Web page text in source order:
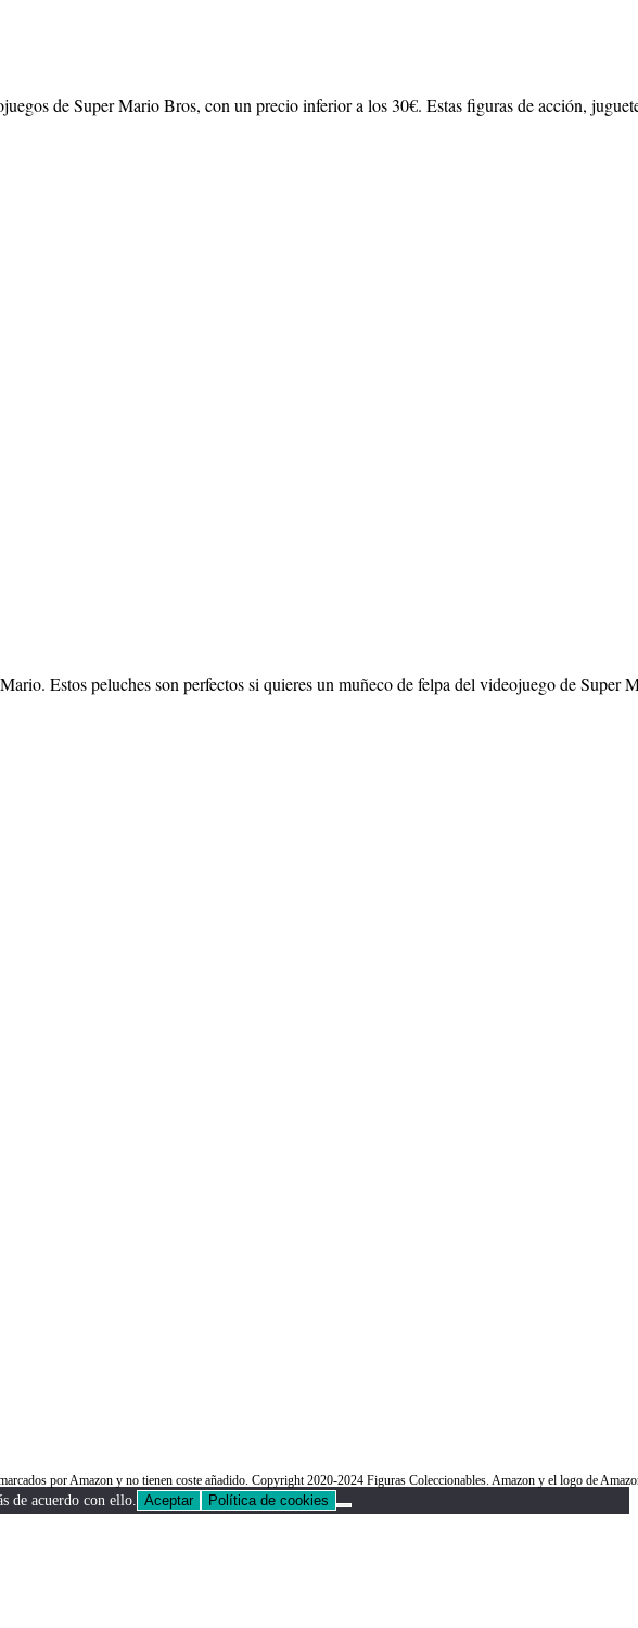
de Super Mario Bros, con un precio inferior a los 30€. Estas figuras de acción,
Estos peluches son perfectos si quieres un muñeco de felpa del videojuego de Super
por Amazon y no tienen coste añadido. Copyright 2020-2024 Figuras Coleccionables. Amazon y el logo de
de acuerdo con ello. Aceptar Política de cookies